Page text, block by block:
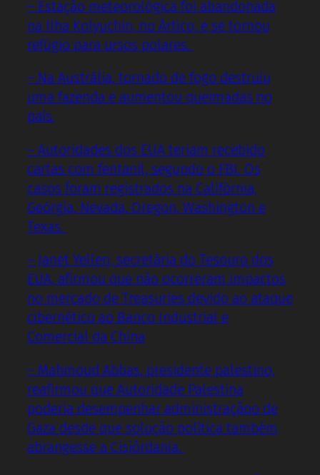
– Estação meteorológica foi abandonada
na Ilha Kolyuchin, no Ártico, e se tornou
refúgio para ursos polares.
– Na Austrália, tornado de fogo destruiu
uma fazenda e aumentou queimadas no
país.
– Autoridades dos EUA teriam recebido
cartas com fentanil, segundo o FBI. Os
casos foram registrados na Califórnia,
Geórgia, Nevada, Oregon, Washington e
Texas.
– Janet Yellen, secretária do Tesouro dos
EUA, afirmou que não ocorreram impactos
no mercado de Treasuries devido ao ataque
cibernético ao Banco Industrial e
Comercial da China
– Mahmoud Abbas, presidente palestino,
reafirmou que Autoridade Palestina
poderia desempenhar administraçãoo de
Gaza desde que solução política também
abrangesse a Cisjôrdania.